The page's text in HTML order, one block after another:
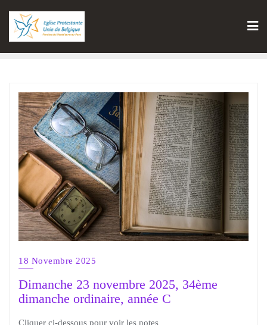
18 Novembre 2025
Dimanche 23 novembre 2025, 34ème
dimanche ordinaire, année C
Cliquer ci-dessous pour voir les notes